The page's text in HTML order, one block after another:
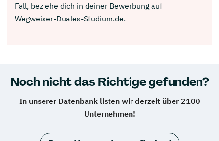
Fall, beziehe dich in deiner Bewerbung auf
Wegweiser-Duales-Studium.de.
Noch nicht das Richtige gefunden?
In unserer Datenbank listen wir derzeit über 2100
Unternehmen!